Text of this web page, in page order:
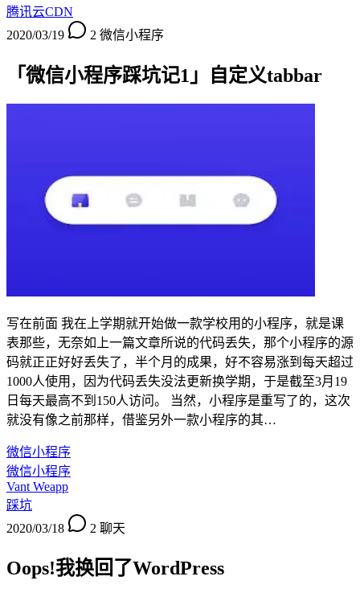
腾讯云CDN
2020/03/19
2 微信小程序
「微信小程序踩坑记1」自定义tabbar
写在前面 我在上学期就开始做一款学校用的小程序，就是课
表那些，无奈如上一篇文章所说的代码丢失，那个小程序的源
码就正正好好丢失了，半个月的成果，好不容易涨到每天超过
1000人使用，因为代码丢失没法更新换学期，于是截至3月19
日每天最高不到150人访问。 当然，小程序是重写了的，这次
就没有像之前那样，借鉴另外一款小程序的其…
微信小程序
微信小程序
Vant Weapp
踩坑
2020/03/18
2 聊天
Oops!我换回了WordPress